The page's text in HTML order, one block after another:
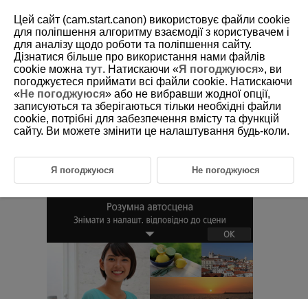
D180-027
Основна зона
У цьому розділі описано, як користуватися режимами основної зони
диска вибору режиму, щоб отримати найкращі результати.
Режими основної зони дають можливість просто наводити камеру на
автоматично.
Цей сайт (cam.start.canon) використовує файли cookie
для поліпшення алгоритму взаємодії з користувачем і
для аналізу щодо роботи та поліпшення сайту.
Дізнатися більше про використання нами файлів
cookie можна тут. Натискаючи «Я погоджуюся», ви
погоджуєтеся приймати всі файли cookie. Натискаючи
«Не погоджуюся» або не вибравши жодної опції,
записуються та зберігаються тільки необхідні файли
cookie, потрібні для забезпечення вмісту та функцій
сайту. Ви можете змінити це налаштування будь-коли.
Я погоджуюся Не погоджуюся